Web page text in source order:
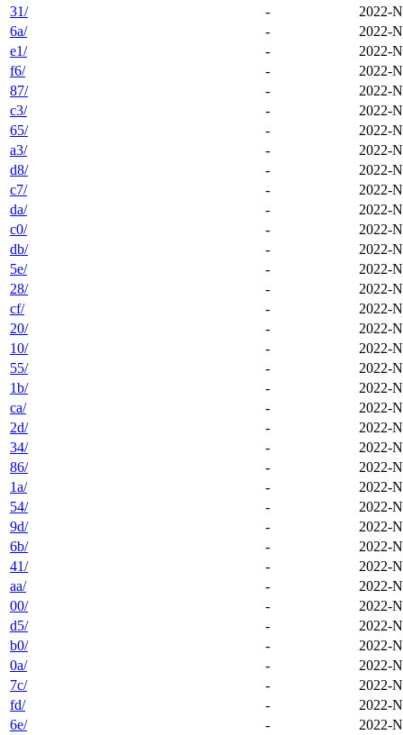
31/
-
2022-
6a/
-
2022-
e1/
-
2022-
f6/
-
2022-
87/
-
2022-
c3/
-
2022-
65/
-
2022-
a3/
-
2022-
d8/
-
2022-
c7/
-
2022-
da/
-
2022-
c0/
-
2022-
db/
-
2022-
5e/
-
2022-
28/
-
2022-
cf/
-
2022-
20/
-
2022-
10/
-
2022-
55/
-
2022-
1b/
-
2022-
ca/
-
2022-
2d/
-
2022-
34/
-
2022-
86/
-
2022-
1a/
-
2022-
54/
-
2022-
9d/
-
2022-
6b/
-
2022-
41/
-
2022-
aa/
-
2022-
00/
-
2022-
d5/
-
2022-
b0/
-
2022-
0a/
-
2022-
7c/
-
2022-
fd/
-
2022-
6e/
-
2022-